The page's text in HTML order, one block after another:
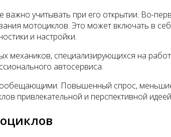
учитывать при его открытии. Во-
мотоциклов. Это может включать в
и настройки.
механиков, специализирующихся на
автосервиса.
Повышенный спрос,
привлекательной и перспективной